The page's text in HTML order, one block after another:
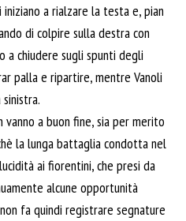
a rialzare la testa e, pian
di colpire sulla destra con
a chiudere sugli spunti degli
palla e ripartire, mentre Vanoli
a buon fine, sia per merito
la lunga battaglia condotta nel
ai fiorentini, che presi da
alcune opportunità
fa quindi registrare segnature